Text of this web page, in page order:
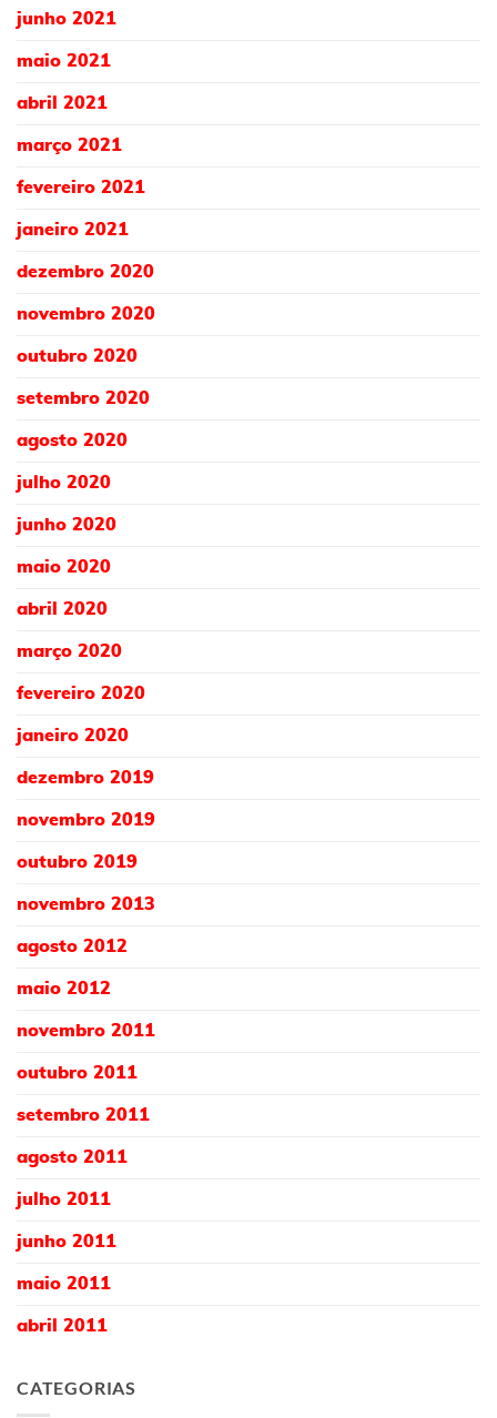
junho 2021
maio 2021
abril 2021
março 2021
fevereiro 2021
janeiro 2021
dezembro 2020
novembro 2020
outubro 2020
setembro 2020
agosto 2020
julho 2020
junho 2020
maio 2020
abril 2020
março 2020
fevereiro 2020
janeiro 2020
dezembro 2019
novembro 2019
outubro 2019
novembro 2013
agosto 2012
maio 2012
novembro 2011
outubro 2011
setembro 2011
agosto 2011
julho 2011
junho 2011
maio 2011
abril 2011
CATEGORIAS